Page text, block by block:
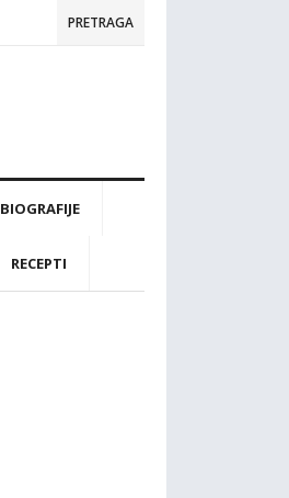
PRETRAGA
BIOGRAFIJE
RECEPTI